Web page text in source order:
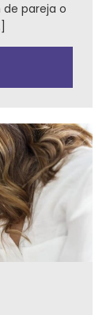
pareja o